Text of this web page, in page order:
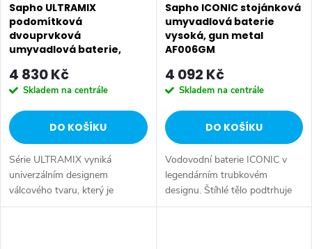
Sapho ULTRAMIX
podomítková
dvouprvková
umyvadlová baterie,
4 830 Kč
Skladem na centrále
DO KOŠÍKU
Série ULTRAMIX vyniká
univerzálním designem
válcového tvaru, který je
doplněn decentní hranou a
Sapho ICONIC stojánková
umyvadlová baterie
vysoká, gun metal
AF006GM
4 092 Kč
Skladem na centrále
DO KOŠÍKU
Vodovodní baterie ICONIC v
legendárním trubkovém
designu. Štíhlé tělo podtrhuje
nadčasovost, čistotu a